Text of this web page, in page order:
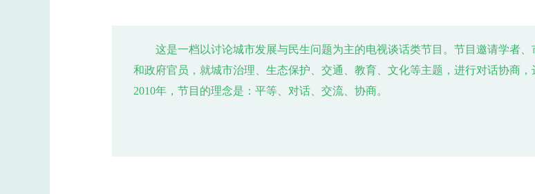
这是一档以讨论城市发展与民生问题为主的电视谈话类节目。节目邀请学者
和政府官员，就城市治理、生态保护、交通、教育、文化等主题，进行对话协商
2010年，节目的理念是：平等、对话、交流、协商。